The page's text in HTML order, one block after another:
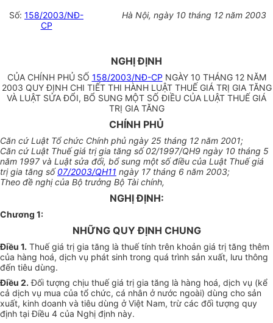
Số: 158/2003/NĐ-
CP
Hà Nội, ngày 10 tháng 12 năm 2003
NGHỊ ĐỊNH
CỦA CHÍNH PHỦ SỐ 158/2003/NĐ-CP NGÀY 10 THÁNG 12 NĂM
2003 QUY ĐỊNH CHI TIẾT THI HÀNH LUẬT THUẾ GIÁ TRỊ GIA TĂNG
VÀ LUẬT SỬA ĐỔI, BỔ SUNG MỘT SỐ ĐIỀU CỦA LUẬT THUẾ GIÁ
TRỊ GIA TĂNG
CHÍNH PHỦ
Căn cứ Luật Tổ chức Chính phủ ngày 25 tháng 12 năm 2001;
Căn cứ Luật Thuế giá trị gia tăng số 02/1997/QH9 ngày 10 tháng 5
năm 1997 và Luật sửa đổi, bổ sung một số điều của Luật Thuế giá
trị gia tăng số07/2003/QH11 ngày 17 tháng 6 năm 2003;
Theo đề nghị của Bộ trưởng Bộ Tài chính,
NGHỊ ĐỊNH:
Chương 1:
NHỮNG QUY ĐỊNH CHUNG
Điều 1. Thuế giá trị gia tăng là thuế tính trên khoản giá trị tăng thêm
của hàng hoá, dịch vụ phát sinh trong quá trình sản xuất, lưu thông
đến tiêu dùng.
Điều 2. Đối tượng chịu thuế giá trị gia tăng là hàng hoá, dịch vụ (kể
cả dịch vụ mua của tổ chức, cá nhân ở nước ngoài) dùng cho sản
xuất, kinh doanh và tiêu dùng ở Việt Nam, trừ các đối tượng quy
định tại Điều 4 của Nghị định này.